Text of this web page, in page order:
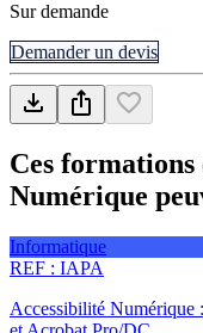
Sur demande
Demander un devis
Ces formations
Numérique
Informatique
REF : IAPA
Accessibilité Numérique